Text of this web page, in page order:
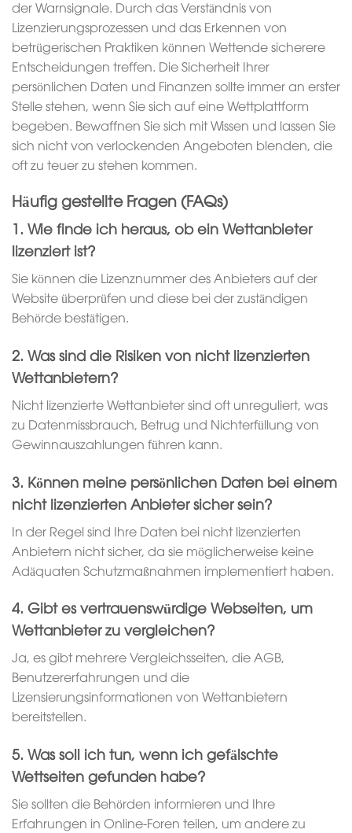
der Warnsignale. Durch das Verständnis von
Lizenzierungsprozessen und das Erkennen von
betrügerischen Praktiken können Wettende sicherere
Entscheidungen treffen. Die Sicherheit Ihrer
persönlichen Daten und Finanzen sollte immer an erster
Stelle stehen, wenn Sie sich auf eine Wettplattform
begeben. Bewaffnen Sie sich mit Wissen und lassen Sie
sich nicht von verlockenden Angeboten blenden, die
oft zu teuer zu stehen kommen.
Häufig gestellte Fragen (FAQs)
1. Wie finde ich heraus, ob ein Wettanbieter
lizenziert ist?
Sie können die Lizenznummer des Anbieters auf der
Website überprüfen und diese bei der zuständigen
Behörde bestätigen.
2. Was sind die Risiken von nicht lizenzierten
Wettanbietern?
Nicht lizenzierte Wettanbieter sind oft unreguliert, was
zu Datenmissbrauch, Betrug und Nichterfüllung von
Gewinnauszahlungen führen kann.
3. Können meine persönlichen Daten bei einem
nicht lizenzierten Anbieter sicher sein?
In der Regel sind Ihre Daten bei nicht lizenzierten
Anbietern nicht sicher, da sie möglicherweise keine
Adäquaten Schutzmaßnahmen implementiert haben.
4. Gibt es vertrauenswürdige Webseiten, um
Wettanbieter zu vergleichen?
Ja, es gibt mehrere Vergleichsseiten, die AGB,
Benutzererfahrungen und die
Lizensierungsinformationen von Wettanbietern
bereitstellen.
5. Was soll ich tun, wenn ich gefälschte
Wettseiten gefunden habe?
Sie sollten die Behörden informieren und Ihre
Erfahrungen in Online-Foren teilen, um andere zu